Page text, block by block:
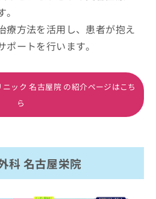
療方法を活用し、患者が抱え
ートを行います。
ック 名古屋院 の紹介ページはこち
ら
科 名古屋栄院